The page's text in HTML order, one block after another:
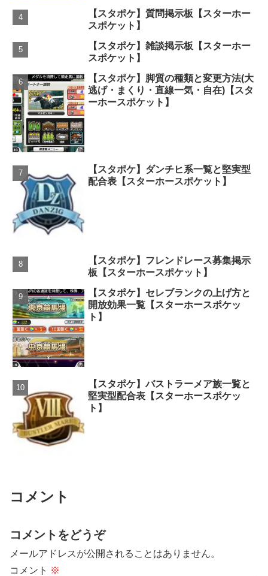
【スタポケ】質問掲示板【スターホー
スポケット】
【スタポケ】雑談掲示板【スターホー
スポケット】
【スタポケ】脚質の種類と変更方法(大
逃げ・まくり・直線一気・自在)【スタ
ーホースポケット】
【スタポケ】ダンチヒ系一覧と堅実型
配合表【スターホースポケット】
【スタポケ】フレンドレース募集掲示
板【スターホースポケット】
【スタポケ】セレブランクの上げ方と
開放効果一覧【スターホースポケッ
ト】
【スタポケ】バストラーメア族一覧と
堅実型配合表【スターホースポケッ
ト】
コメント
コメントをどうぞ
メールアドレスが公開されることはありません。
コメント ※